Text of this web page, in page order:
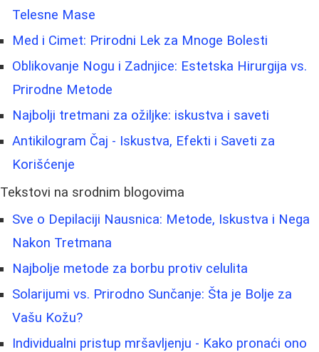
Telesne Mase
Med i Cimet: Prirodni Lek za Mnoge Bolesti
Oblikovanje Nogu i Zadnjice: Estetska Hirurgija vs.
Prirodne Metode
Najbolji tretmani za ožiljke: iskustva i saveti
Antikilogram Čaj - Iskustva, Efekti i Saveti za
Korišćenje
Tekstovi na srodnim blogovima
Sve o Depilaciji Nausnica: Metode, Iskustva i Negа
Nakon Tretmana
Najbolje metode za borbu protiv celulita
Solarijumi vs. Prirodno Sunčanje: Šta je Bolje za
Vašu Kožu?
Individualni pristup mršavljenju - Kako pronaći ono